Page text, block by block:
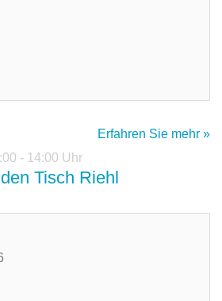
Erfahren Sie mehr »
- 14:00 Uhr
Tisch Riehl